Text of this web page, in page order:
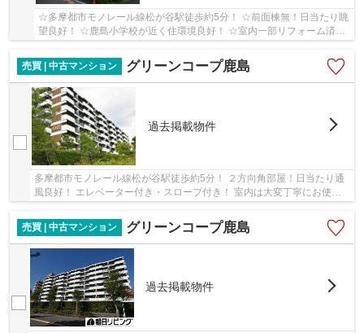
☆多摩都市モノレール線松が谷駅徒歩約5分！ ☆前面棟無！日当たり眺
望良好！ ☆鹿島小学校が近く住環境良好！ ☆室内一部リフォーム済
売買 | 中古マンション
グリーンコープ鹿島
過去掲載物件
多摩都市モノレール線松が谷駅徒歩約5分！ ２方向角部屋！日当たり通
風良好！ エレベーター付き・スロープ付き！ 室内は大変丁寧にお使い
売買 | 中古マンション
グリーンコープ鹿島
過去掲載物件